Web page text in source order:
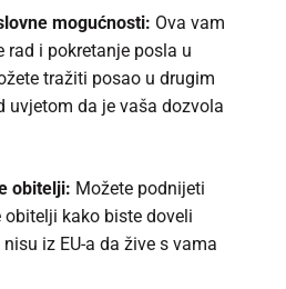
mogućnosti: Ova vam
rad i pokretanje posla u
tražiti posao u drugim
uvjetom da je vaša dozvola
obitelji: Možete podnijeti
kako biste doveli
iz EU-a da žive s vama